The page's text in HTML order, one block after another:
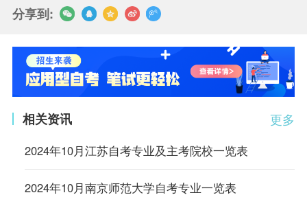
分享到:
更多
相关资讯
2024年10月江苏自考专业及主考院校一览表
2024年10月南京师范大学自考专业一览表